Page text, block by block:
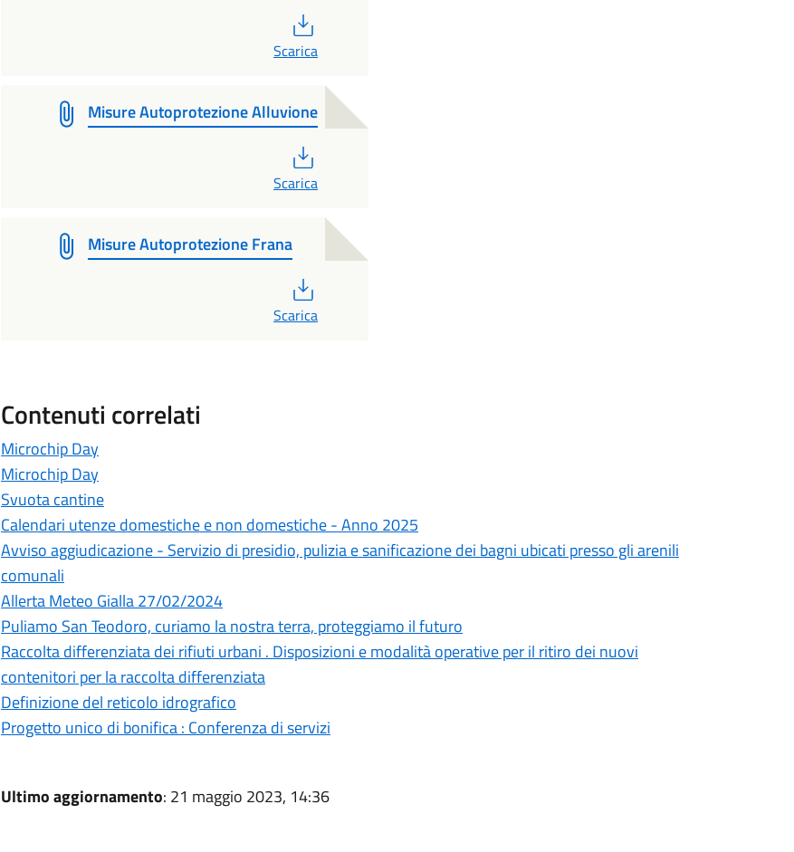
Scarica
Misure Autoprotezione Alluvione
Scarica
Misure Autoprotezione Frana
Scarica
Contenuti correlati
Microchip Day
Microchip Day
Svuota cantine
Calendari utenze domestiche e non domestiche - Anno 2025
Avviso aggiudicazione - Servizio di presidio, pulizia e sanificazione dei bagni ubicati presso gli arenili
comunali
Allerta Meteo Gialla 27/02/2024
Puliamo San Teodoro, curiamo la nostra terra, proteggiamo il futuro
Raccolta differenziata dei rifiuti urbani . Disposizioni e modalità operative per il ritiro dei nuovi
contenitori per la raccolta differenziata
Definizione del reticolo idrografico
Progetto unico di bonifica : Conferenza di servizi
Ultimo aggiornamento: 21 maggio 2023, 14:36